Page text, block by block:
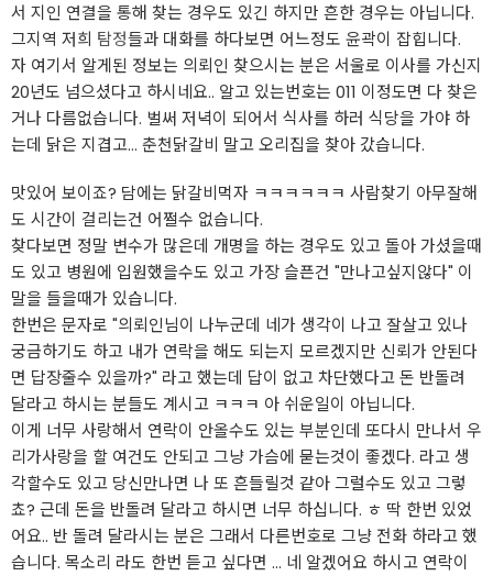
서 지인 연결을 통해 찾는 경우도 있긴 하지만 흔한 경우는 아닙니다.
그지역 저희 탐정들과 대화를 하다보면 어느정도 윤곽이 잡힙니다.
자 여기서 알게된 정보는 의뢰인 찾으시는 분은 서울로 이사를 가신지
20년도 넘으셨다고 하시네요.. 알고 있는번호는 011 이정도면 다 찾은
거나 다름없습니다. 벌써 저녁이 되어서 식사를 하러 식당을 가야 하
는데 닭은 지겹고... 춘천닭갈비 말고 오리집을 찾아 갔습니다.
맛있어 보이죠? 담에는 닭갈비먹자 ㅋㅋㅋㅋㅋㅋ 사람찾기 아무잘해
도 시간이 걸리는건 어쩔수 없습니다.
찾다보면 정말 변수가 많은데 개명을 하는 경우도 있고 돌아 가셨을때
도 있고 병원에 입원했을수도 있고 가장 슬픈건 "만나고싶지않다" 이
말을 들을때가 있습니다.
한번은 문자로 "의뢰인님이 나누군데 네가 생각이 나고 잘살고 있나
궁금하기도 하고 내가 연락을 해도 되는지 모르겠지만 신뢰가 안된다
면 답장줄수 있을까?" 라고 했는데 답이 없고 차단했다고 돈 반돌려
달라고 하시는 분들도 계시고 ㅋㅋㅋ 아 쉬운일이 아닙니다.
이게 너무 사랑해서 연락이 안올수도 있는 부분인데 또다시 만나서 우
리가사랑을 할 여건도 안되고 그냥 가슴에 묻는것이 좋겠다. 라고 생
각할수도 있고 당신만나면 나 또 흔들릴것 같아 그럴수도 있고 그렇
쵸? 근데 돈을 반돌려 달라고 하시면 너무 하십니다. ㅎ 딱 한번 있었
어요.. 반 돌려 달라시는 분은 그래서 다른번호로 그냥 전화 하라고 했
습니다. 목소리 라도 한번 듣고 싶다면 ... 네 알겠어요 하시고 연락이